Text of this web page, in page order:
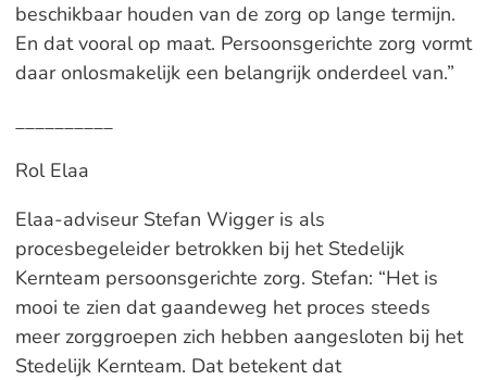
beschikbaar houden van de zorg op lange termijn.
En dat vooral op maat. Persoonsgerichte zorg vormt
daar onlosmakelijk een belangrijk onderdeel van.”
__________
Rol Elaa
Elaa-adviseur Stefan Wigger is als
procesbegeleider betrokken bij het Stedelijk
Kernteam persoonsgerichte zorg. Stefan: “Het is
mooi te zien dat gaandeweg het proces steeds
meer zorggroepen zich hebben aangesloten bij het
Stedelijk Kernteam. Dat betekent dat